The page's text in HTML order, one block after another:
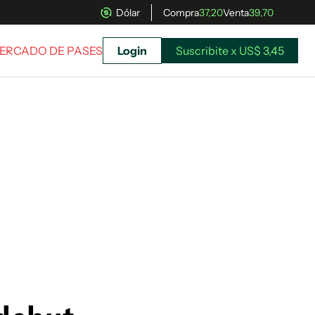
Dólar Compra37,20Venta39,70
DE PASES Login Suscribite x US$ 3,45